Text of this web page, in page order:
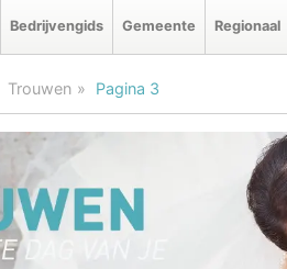
Bedrijvengids Gemeente Regionaal
Trouwen Pagina 3